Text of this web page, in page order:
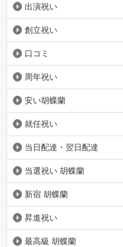
出演祝い
創立祝い
口コミ
周年祝い
安い胡蝶蘭
就任祝い
当日配達・翌日配達
当選祝い 胡蝶蘭
新宿 胡蝶蘭
昇進祝い
最高級 胡蝶蘭